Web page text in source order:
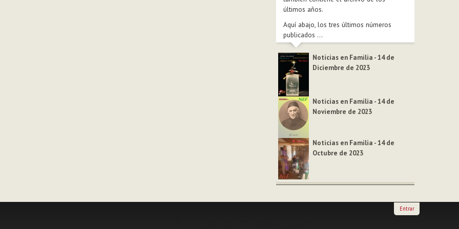
últimos años.
Aquí abajo, los tres últimos números
publicados ...
Noticias en Familia - 14 de
Diciembre de 2023
Noticias en Familia - 14 de
Noviembre de 2023
Noticias en Familia - 14 de
Octubre de 2023
Entrar